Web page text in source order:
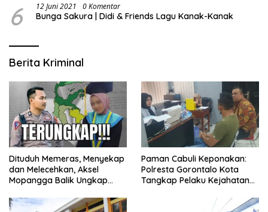
6 12 Juni 2021 0 Komentar
Bunga Sakura | Didi & Friends Lagu Kanak-Kanak
Berita Kriminal
Dituduh Memeras, Menyekap
dan Melecehkan, Aksel
Mopangga Balik Ungkap
Paman Cabuli Keponakan:
Polresta Gorontalo Kota
Tangkap Pelaku Kejahatan